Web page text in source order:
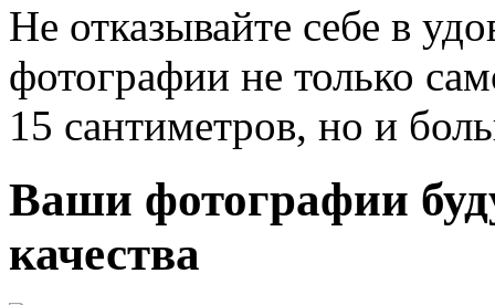
Не отказывайте себе в
фотографии не только
15 сантиметров, но и
Ваши фотографии
качества